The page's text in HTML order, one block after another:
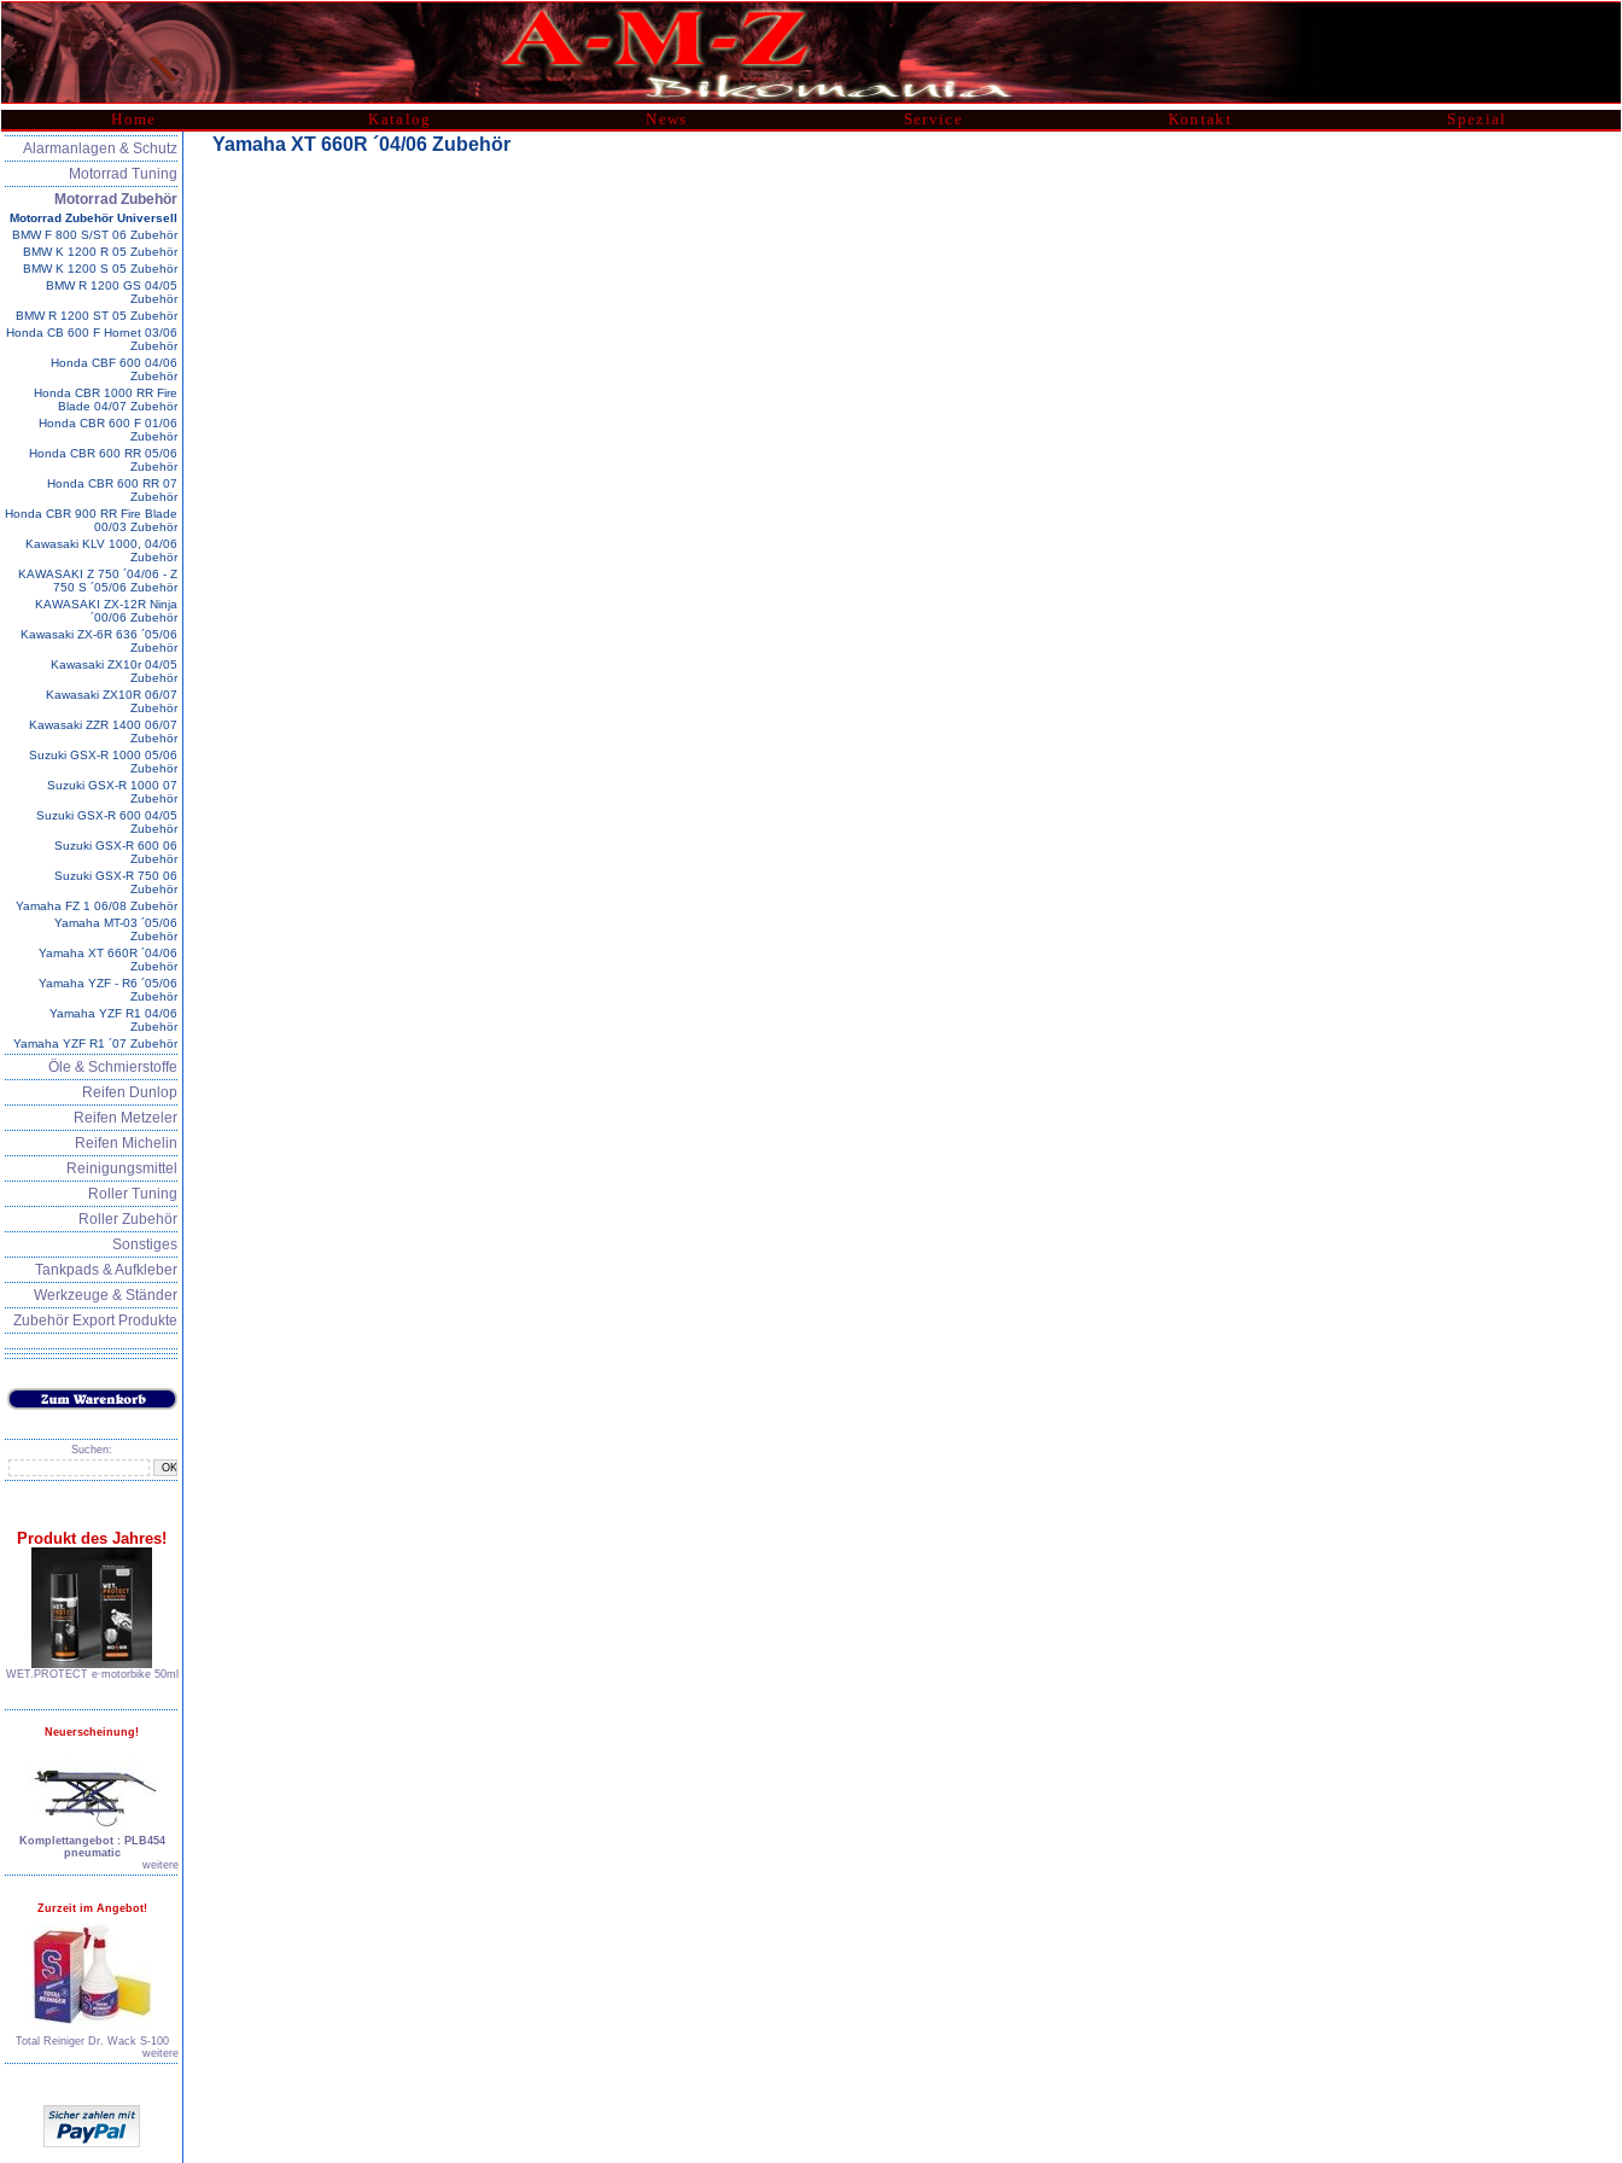
Home Katalog News Service Kontakt Spezial
Alarmanlagen & Schutz
Motorrad Tuning
Motorrad Zubehör
Motorrad Zubehör Universell
BMW F 800 S/ST 06 Zubehör
BMW K 1200 R 05 Zubehör
BMW K 1200 S 05 Zubehör
BMW R 1200 GS 04/05
Zubehör
BMW R 1200 ST 05 Zubehör
Honda CB 600 F Hornet 03/06
Zubehör
Honda CBF 600 04/06
Zubehör
Honda CBR 1000 RR Fire
Blade 04/07 Zubehör
Honda CBR 600 F 01/06
Zubehör
Honda CBR 600 RR 05/06
Zubehör
Honda CBR 600 RR 07
Zubehör
Honda CBR 900 RR Fire Blade
00/03 Zubehör
Kawasaki KLV 1000, 04/06
Zubehör
KAWASAKI Z 750 ´04/06 - Z
750 S ´05/06 Zubehör
KAWASAKI ZX-12R Ninja
´00/06 Zubehör
Kawasaki ZX-6R 636 ´05/06
Zubehör
Kawasaki ZX10r 04/05
Zubehör
Kawasaki ZX10R 06/07
Zubehör
Kawasaki ZZR 1400 06/07
Zubehör
Suzuki GSX-R 1000 05/06
Zubehör
Suzuki GSX-R 1000 07
Zubehör
Suzuki GSX-R 600 04/05
Zubehör
Suzuki GSX-R 600 06
Zubehör
Suzuki GSX-R 750 06
Zubehör
Yamaha FZ 1 06/08 Zubehör
Yamaha MT-03 ´05/06
Zubehör
Yamaha XT 660R ´04/06
Zubehör
Yamaha YZF - R6 ´05/06
Zubehör
Yamaha YZF R1 04/06
Zubehör
Yamaha YZF R1 ´07 Zubehör
Öle & Schmierstoffe
Reifen Dunlop
Reifen Metzeler
Reifen Michelin
Reinigungsmittel
Roller Tuning
Roller Zubehör
Sonstiges
Tankpads & Aufkleber
Werkzeuge & Ständer
Zubehör Export Produkte
Suchen:
Produkt des Jahres!
WET.PROTECT e∙motorbike 50ml
Neuerscheinung!
Komplettangebot : PLB454
pneumatic
weitere
Zurzeit im Angebot!
Total Reiniger Dr. Wack S-100
weitere
Yamaha XT 660R ´04/06 Zubehör